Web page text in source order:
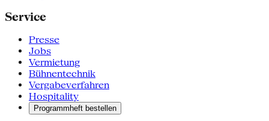
Service
Presse
Jobs
Vermietung
Bühnentechnik
Vergabeverfahren
Hospitality
Programmheft bestellen